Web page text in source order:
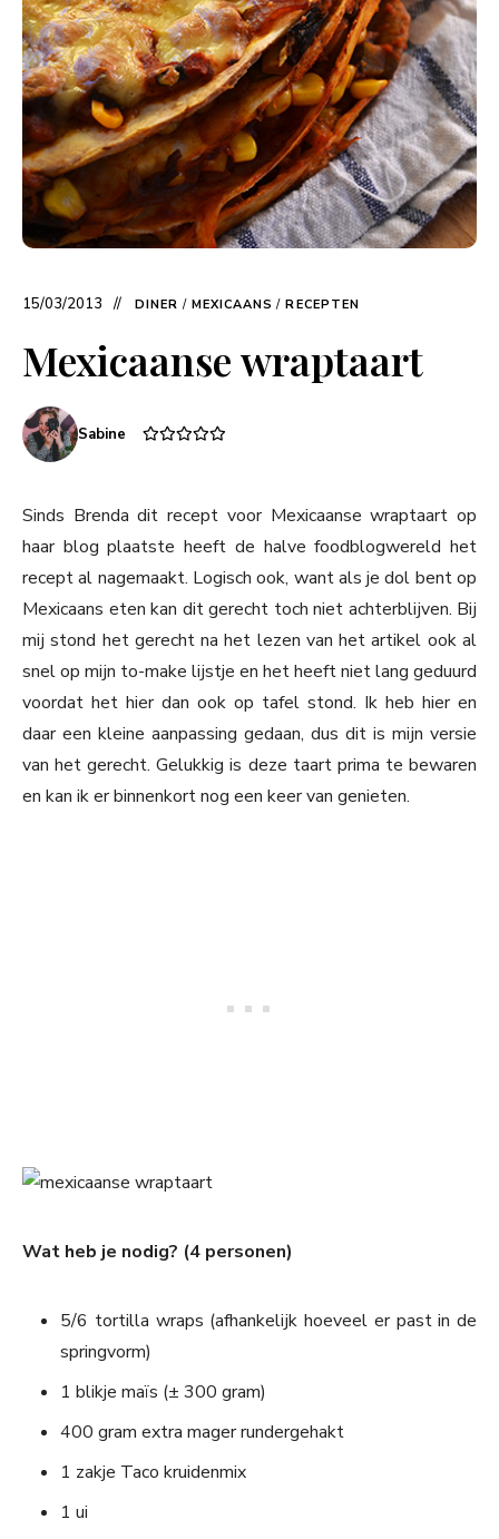
15/03/2013 DINER / MEXICAANS / RECEPTEN
Mexicaanse wraptaart
Sabine
Sinds Brenda dit recept voor Mexicaanse wraptaart op
haar blog plaatste heeft de halve foodblogwereld het
recept al nagemaakt. Logisch ook, want als je dol bent op
Mexicaans eten kan dit gerecht toch niet achterblijven. Bij
mij stond het gerecht na het lezen van het artikel ook al
snel op mijn to-make lijstje en het heeft niet lang geduurd
voordat het hier dan ook op tafel stond. Ik heb hier en
daar een kleine aanpassing gedaan, dus dit is mijn versie
van het gerecht. Gelukkig is deze taart prima te bewaren
en kan ik er binnenkort nog een keer van genieten.
Wat heb je nodig? (4 personen)
5/6 tortilla wraps (afhankelijk hoeveel er past in de
springvorm)
1 blikje maïs (± 300 gram)
400 gram extra mager rundergehakt
1 zakje Taco kruidenmix
1 ui